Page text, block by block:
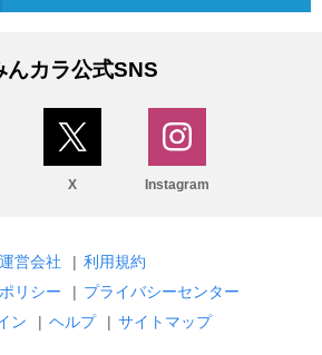
んカラ公式SNS
X Instagram
運営会社 | 利用規約
リシー
| プライバシーセンター
ン
| ヘルプ | サイトマップ